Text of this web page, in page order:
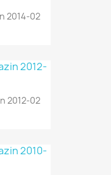
2014-02
2012-02